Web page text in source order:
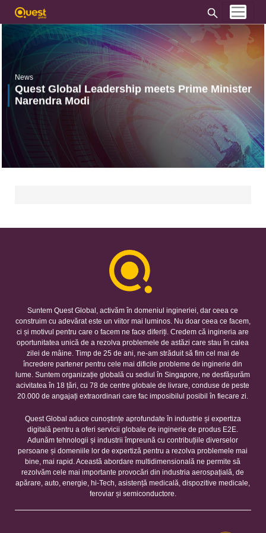
News
Quest Global Leadership meets Prime Minister
Narendra Modi
Suntem Quest Global, activăm în domeniul ingineriei, dar ceea ce
construim cu adevărat este un viitor mai luminos. Nu doar ceea ce facem,
ci și motivul pentru care o facem ne face diferiți. Credem că ingineria are
oportunitatea unică de a rezolva problemele de astăzi care stau în calea
zilei de mâine. Timp de 25 de ani, ne-am străduit să fim cel mai de
încredere partener pentru cele mai dificile probleme de inginerie din
lume. Suntem organizație globală cu sediul în Singapore, ne desfășurăm
acivitatea în 18 țări, cu 78 de centre globale de livrare, conduse de peste
20.000 de angajați extraordinari care fac imposibilul posibil în fiecare zi.
Quest Global aduce cunoștințe aprofundate în industrie și expertiza
digitală pentru a oferi servicii globale de inginerie de produs E2E.
Adunăm tehnologii și industrii împreună cu contribuțiile diverselor
persoane și domeniile lor de expertiză pentru a rezolva problemele mai
bine, mai rapid. Această abordare multidimensională ne permite să
rezolvăm cele mai importante provocări din industria aerospațială, de
apărare, auto, energie, hi-Tech, asistență medicală, dispozitive medicale,
feroviar și semiconductore.